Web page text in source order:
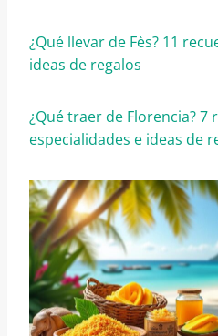
¿Qué llevar de Fès? 11
ideas de regalos
¿Qué traer de Florencia? 7
especialidades e ideas de